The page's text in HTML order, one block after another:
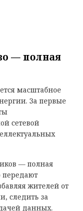
— полная
масштабное
За первые
сетевой
— полная
передают
жителей от
следить за
данных.